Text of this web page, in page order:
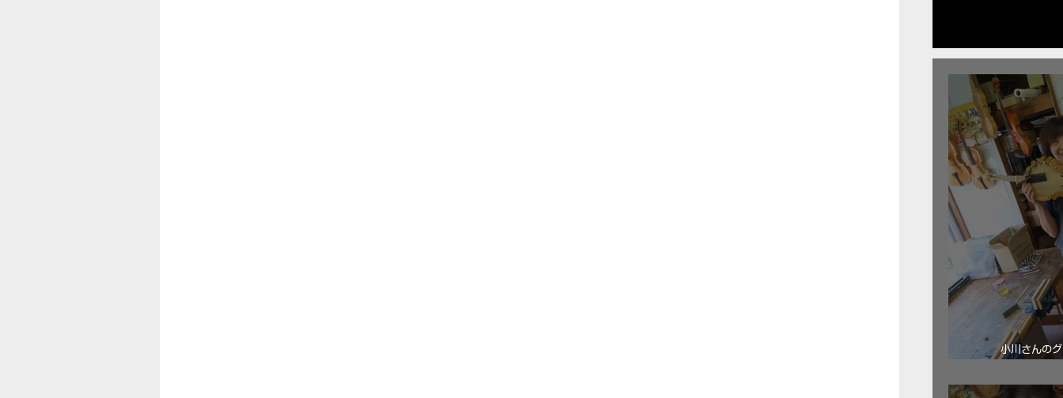
小川さんの